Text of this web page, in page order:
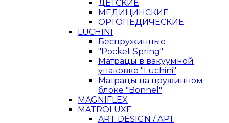
ДЕТСКИЕ
МЕДИЦИНСКИЕ
ОРТОПЕДИЧЕСКИЕ
LUCHINI
Беспружинные
"Pocket Spring"
Матрацы в вакуумной
упаковке "Luchini"
Матрацы на пружинном
блоке "Bonnel"
MAGNIFLEX
MATROLUXE
ART DESIGN / АРТ